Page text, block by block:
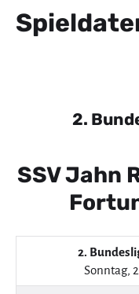
2.
SSV Jahn
2.
Sonntag,